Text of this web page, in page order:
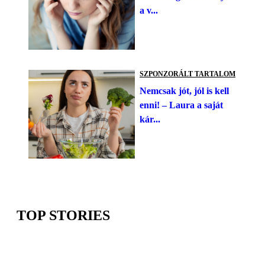
a v...
SZPONZORÁLT TARTALOM
Nemcsak jót, jól is kell
enni! – Laura a saját
kár...
TOP STORIES